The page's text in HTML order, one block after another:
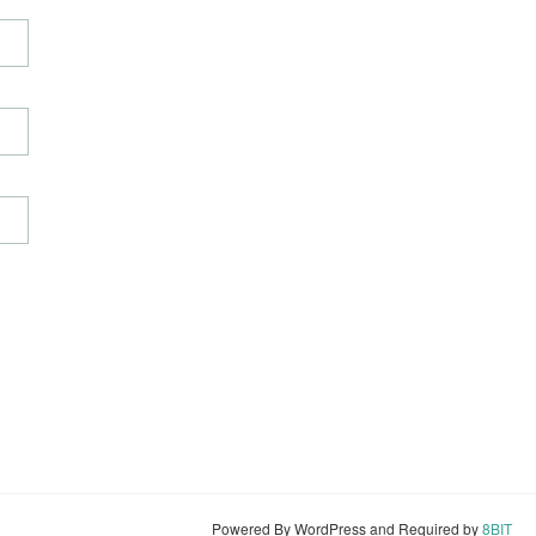
Powered By WordPress and Required by8BIT